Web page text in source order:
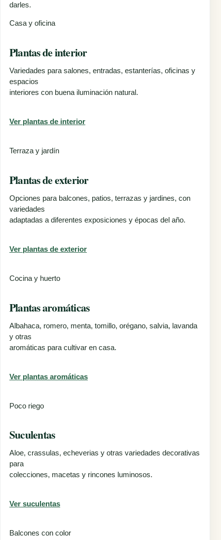
darles.
Casa y oficina
Plantas de interior
Variedades para salones, entradas, estanterías, oficinas y
espacios
interiores con buena iluminación natural.
Ver plantas de interior
Terraza y jardín
Plantas de exterior
Opciones para balcones, patios, terrazas y jardines, con
variedades
adaptadas a diferentes exposiciones y épocas del año.
Ver plantas de exterior
Cocina y huerto
Plantas aromáticas
Albahaca, romero, menta, tomillo, orégano, salvia, lavanda
y otras
aromáticas para cultivar en casa.
Ver plantas aromáticas
Poco riego
Suculentas
Aloe, crassulas, echeverias y otras variedades decorativas
para
colecciones, macetas y rincones luminosos.
Ver suculentas
Balcones con color